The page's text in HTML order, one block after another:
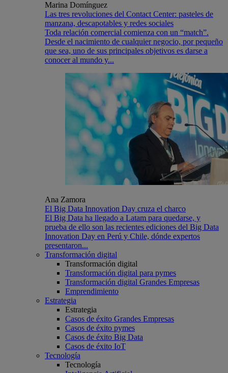
Marina Domínguez
Las tres revoluciones del Contact Center: pasteles de
manzana, descapotables y redes sociales
Toda relación comercial comienza con un “match”.
Desde el nacimiento de cualquier negocio, por pequeño
que sea, uno de sus principales objetivos es darse a
conocer al mundo y...
Ana Zamora
El Big Data Innovation Day cruza el charco
El Big Data ha llegado a Latam para quedarse, y
prueba de ello son las recientes ediciones del Big Data
Innovation Day en Perú y Chile, dónde expertos
presentaron...
Transformación digital
Transformación digital
Transformación digital para pymes
Transformación digital Grandes Empresas
Emprendimiento
Estrategia
Estrategia
Casos de éxito Grandes Empresas
Casos de éxito pymes
Casos de éxito Big Data
Casos de éxito IoT
Tecnología
Tecnología